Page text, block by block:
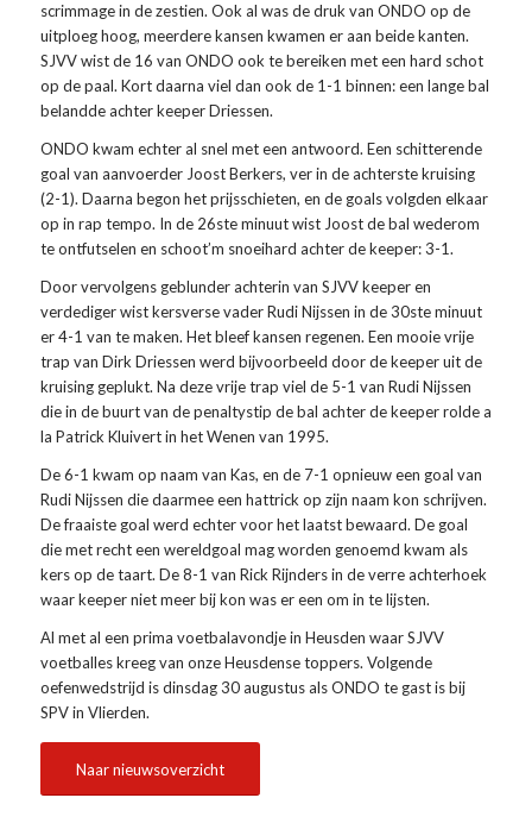
scrimmage in de zestien. Ook al was de druk van ONDO op de
uitploeg hoog, meerdere kansen kwamen er aan beide kanten.
SJVV wist de 16 van ONDO ook te bereiken met een hard schot
op de paal. Kort daarna viel dan ook de 1-1 binnen: een lange bal
belandde achter keeper Driessen.
ONDO kwam echter al snel met een antwoord. Een schitterende
goal van aanvoerder Joost Berkers, ver in de achterste kruising
(2-1). Daarna begon het prijsschieten, en de goals volgden elkaar
op in rap tempo. In de 26ste minuut wist Joost de bal wederom
te ontfutselen en schoot’m snoeihard achter de keeper: 3-1.
Door vervolgens geblunder achterin van SJVV keeper en
verdediger wist kersverse vader Rudi Nijssen in de 30ste minuut
er 4-1 van te maken. Het bleef kansen regenen. Een mooie vrije
trap van Dirk Driessen werd bijvoorbeeld door de keeper uit de
kruising geplukt. Na deze vrije trap viel de 5-1 van Rudi Nijssen
die in de buurt van de penaltystip de bal achter de keeper rolde a
la Patrick Kluivert in het Wenen van 1995.
De 6-1 kwam op naam van Kas, en de 7-1 opnieuw een goal van
Rudi Nijssen die daarmee een hattrick op zijn naam kon schrijven.
De fraaiste goal werd echter voor het laatst bewaard. De goal
die met recht een wereldgoal mag worden genoemd kwam als
kers op de taart. De 8-1 van Rick Rijnders in de verre achterhoek
waar keeper niet meer bij kon was er een om in te lijsten.
Al met al een prima voetbalavondje in Heusden waar SJVV
voetballes kreeg van onze Heusdense toppers. Volgende
oefenwedstrijd is dinsdag 30 augustus als ONDO te gast is bij
SPV in Vlierden.
Naar nieuwsoverzicht